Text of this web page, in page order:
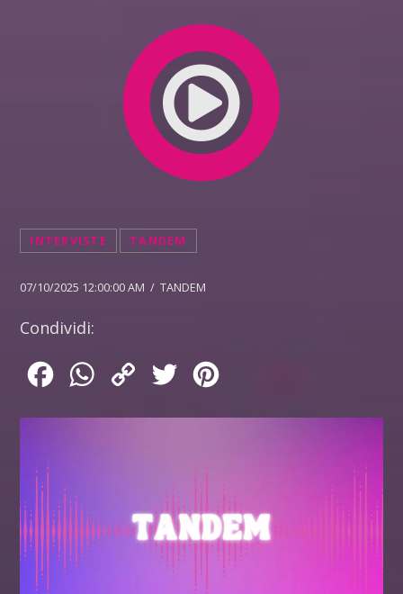
INTERVISTE TANDEM
07/10/2025 12:00:00 AM / TANDEM
Condividi:
FacebookWhatsApp
Copy
Twitter